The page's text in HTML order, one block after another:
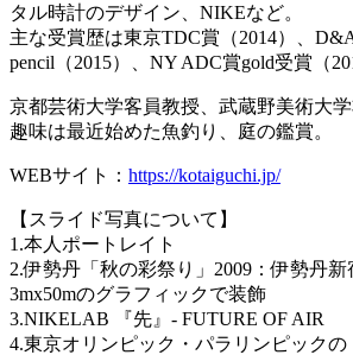
タル時計のデザイン、NIKEなど。
主な受賞歴は東京TDC賞（2014）、
pencil（2015）、NY ADC賞gold受賞（
京都芸術大学客員教授、武蔵野美術大学
趣味は最近始めた魚釣り、庭の鑑賞。
WEBサイト： https://kotaiguchi.jp/
【スライド写真について】
1.本人ポートレイト
2.伊勢丹「秋の彩祭り」2009：伊勢丹
3mx50mのグラフィックで装飾
3.NIKELAB 『先』- FUTURE OF AIR
4.東京オリンピック・パラリンピックの